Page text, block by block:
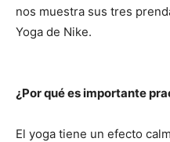
nos muestra sus tres
Yoga de Nike.
¿Por qué es importante
El yoga tiene un efecto